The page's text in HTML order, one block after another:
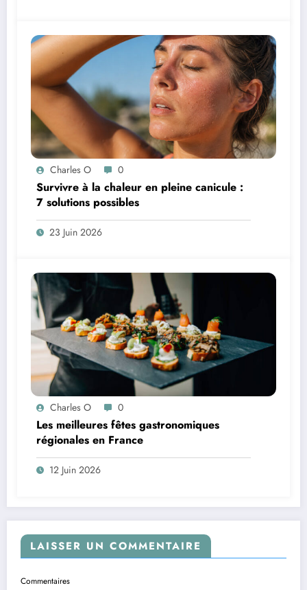
Charles O 0
Survivre à la chaleur en pleine canicule :
7 solutions possibles
23 Juin 2026
Charles O 0
Les meilleures fêtes gastronomiques
régionales en France
12 Juin 2026
LAISSER UN COMMENTAIRE
Commentaires